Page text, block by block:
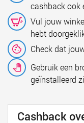
cashback ook
Vul jouw
hebt
Check dat
Gebruik een
geïnstalleerd
Cashback